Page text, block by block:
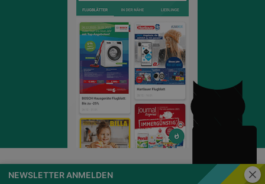
NEWSLETTER ANMELDEN
wogibtswas.at Impressum